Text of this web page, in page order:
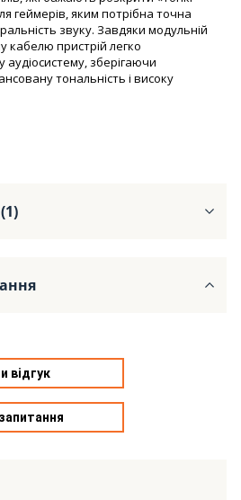
геймерів, яким потрібна точна
звуку. Завдяки модульній
кабелю пристрій легко
аудіосистему, зберігаючи
тональність і високу
відгук